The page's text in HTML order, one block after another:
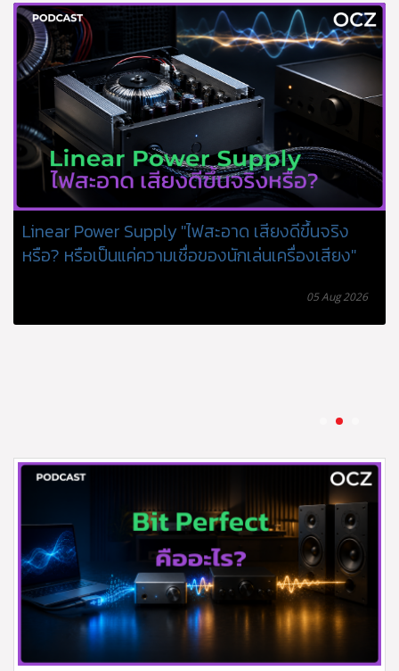
โน้ตบุ๊กแบตเสื่อมหรือยัง? แจกวิธีกดดูรายงานสุขภาพ
แบตเตอรี่บน Windows แบบไม่ต้องง้อโปรแกรมเสริม
แม้ Windows จะไม่มีเมนูแสดงเปอร์เซ็นต์ Battery Health แบบตรง
แบตเตอรี่แบบละเอียดได้ภายในไม่กี่วินาที โดยไม่ต้องติดตั้ง